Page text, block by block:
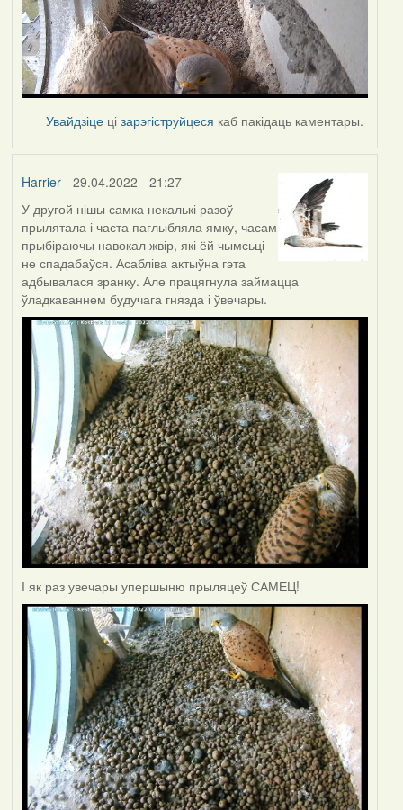
Увайдзіце цізарэгіструйцеся каб пакідаць каментары.
Harrier- 29.04.2022 - 21:27
У другой нішы самка некалькі разоў
прылятала і часта паглыбляла ямку, часам
прыбіраючы навокал жвір, які ёй чымсьці
не спадабаўся. Асабліва актыўна гэта
адбывалася зранку. Але працягнула займацца
ўладкаваннем будучага гнязда і ўвечары.
І як раз увечары упершыню прыляцеў САМЕЦ!